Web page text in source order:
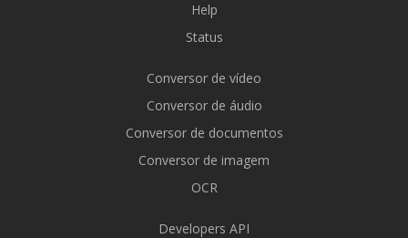
Help
Status
Conversor de vídeo
Conversor de áudio
Conversor de documentos
Conversor de imagem
OCR
Developers API